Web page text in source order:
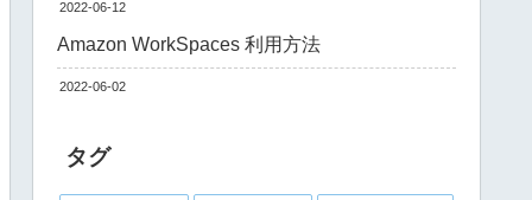
2022-06-12
Amazon WorkSpaces 利用方法
2022-06-02
タグ